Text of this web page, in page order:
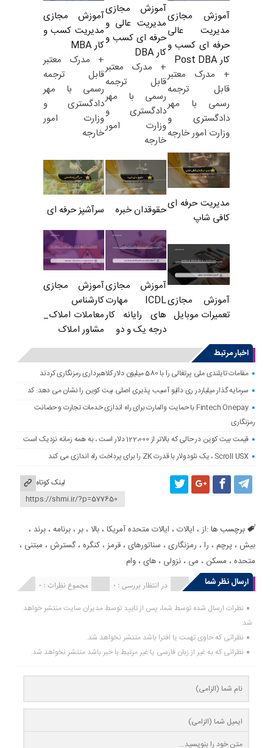
آموزش مجازی
مدیریت عالی
حرفه ای کسب و
کار Post DBA
+ مدرک معتبر
قابل ترجمه
رسمی با مهر
دادگستری و
وزارت امور خارجه
آموزش مجازی
مدیریت عالی و
حرفه ای کسب و
کار DBA
+ مدرک معتبر
قابل ترجمه
رسمی با مهر
دادگستری و
وزارت امور
خارجه
آموزش مجازی
مدیریت کسب و
کار MBA
+ مدرک معتبر
قابل ترجمه
رسمی با مهر
دادگستری و
وزارت امور
خارجه
مدیریت حرفه ای
کافی شاپ
حقوقدان خبره سرآشپز حرفه ای
آموزش مجازی
تعمیرات موبایل
آموزش مجازی
ICDL مهارت
های رایانه کار
درجه یک و دو
آموزش مجازی
کارشناس
معاملات املاک_
مشاور املاک
اخبار مرتبط
مقامات تایلندی ملی پرتغالی را با 580 میلیون دلار کلاهبرداری رمزنگاری کردند
سرمایه گذار میلیاردر ری دالیو آسیب پذیری اصلی بیت کوین را نشان می دهد: کد
Fintech Onepay با حمایت والمارت برای راه اندازی خدمات تجارت و حضانت
رمزنگاری
قیمت بیت کوین در حالی که بالاتر از 122،000 دلار است ، به همه زمانه نزدیک است
Scroll USX ، یک نئودولار با قدرت ZK را برای پرداخت راه اندازی می کند
لینک کوتاه
برچسب ها :از ، ایالات ، ایالات متحده آمریکا ،بالا ،بر ،برنامه ،برند ،
بیش ،پرچم ، را ، رمزنگاری ، سناتورهای ،قرمز ،کنگره ،گسترش ، مبتنی ،
متحده ، مسکن ، می ،نزولی ،های ،وام
ارسال نظر شما
مجموع نظرات : 0 در انتظار بررسی : 0 انتشار یافته : 0
نظرات ارسال شده توسط شما، پس از تایید توسط مدیران سایت منتشر خواهد
شد.
نظراتی که حاوی تهمت یا افترا باشد منتشر نخواهد شد.
نظراتی که به غیر از زبان فارسی یا غیر مرتبط با خبر باشد منتشر نخواهد شد.